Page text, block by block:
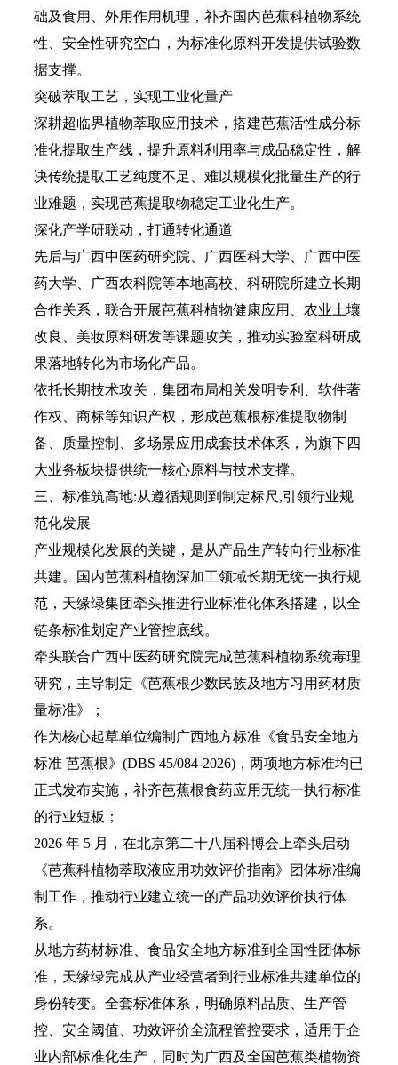
础及食用、外用作用机理，补齐国内芭蕉科植物系统
性、安全性研究空白，为标准化原料开发提供试验数
据支撑。
突破萃取工艺，实现工业化量产
深耕超临界植物萃取应用技术，搭建芭蕉活性成分标
准化提取生产线，提升原料利用率与成品稳定性，解
决传统提取工艺纯度不足、难以规模化批量生产的行
业难题，实现芭蕉提取物稳定工业化生产。
深化产学研联动，打通转化通道
先后与广西中医药研究院、广西医科大学、广西中医
药大学、广西农科院等本地高校、科研院所建立长期
合作关系，联合开展芭蕉科植物健康应用、农业土壤
改良、美妆原料研发等课题攻关，推动实验室科研成
果落地转化为市场化产品。
依托长期技术攻关，集团布局相关发明专利、软件著
作权、商标等知识产权，形成芭蕉根标准提取物制
备、质量控制、多场景应用成套技术体系，为旗下四
大业务板块提供统一核心原料与技术支撑。
三、标准筑高地:从遵循规则到制定标尺,引领行业规
范化发展
产业规模化发展的关键，是从产品生产转向行业标准
共建。国内芭蕉科植物深加工领域长期无统一执行规
范，天缘绿集团牵头推进行业标准化体系搭建，以全
链条标准划定产业管控底线。
牵头联合广西中医药研究院完成芭蕉科植物系统毒理
研究，主导制定《芭蕉根少数民族及地方习用药材质
量标准》；
作为核心起草单位编制广西地方标准《食品安全地方
标准 芭蕉根》(DBS 45/084-2026)，两项地方标准均已
正式发布实施，补齐芭蕉根食药应用无统一执行标准
的行业短板；
2026 年 5 月，在北京第二十八届科博会上牵头启动
《芭蕉科植物萃取液应用功效评价指南》团体标准编
制工作，推动行业建立统一的产品功效评价执行体
系。
从地方药材标准、食品安全地方标准到全国性团体标
准，天缘绿完成从产业经营者到行业标准共建单位的
身份转变。全套标准体系，明确原料品质、生产管
控、安全阈值、功效评价全流程管控要求，适用于企
业内部标准化生产，同时为广西及全国芭蕉类植物资